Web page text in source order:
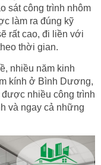
sát công trình nhôm
làm ra đúng kỹ
rất cao, đi liền với
thời gian.
nhiều năm kinh
kính ở Bình Dương,
nhiều công trình
và ngay cả những